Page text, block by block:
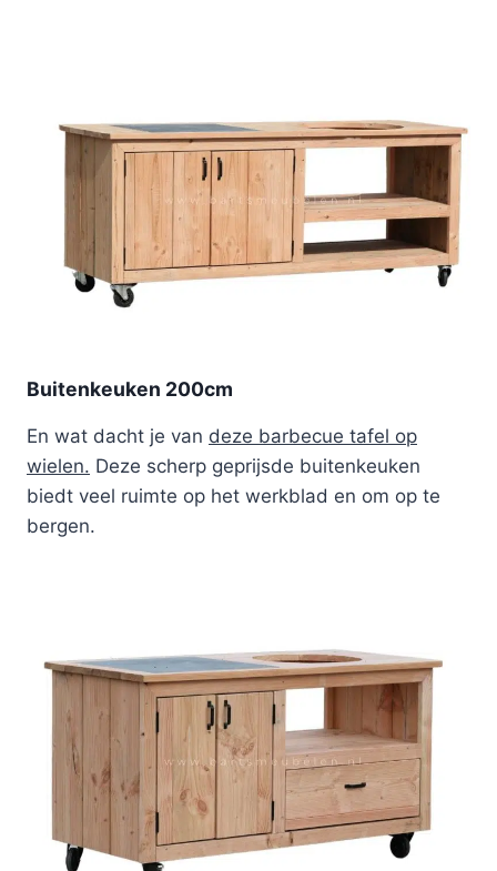
Buitenkeuken 200cm
En wat dacht je van deze barbecue tafel op
wielen. Deze scherp geprijsde buitenkeuken
biedt veel ruimte op het werkblad en om op te
bergen.